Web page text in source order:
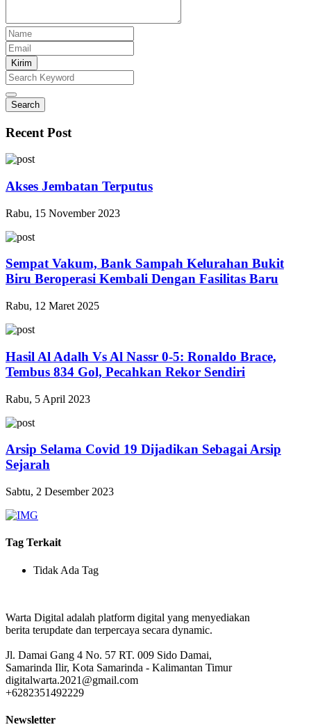
Kirim
Search
Recent Post
Akses Jembatan Terputus
Rabu, 15 November 2023
Sempat Vakum, Bank Sampah Kelurahan Bukit
Biru Beroperasi Kembali Dengan Fasilitas Baru
Rabu, 12 Maret 2025
Hasil Al Adalh Vs Al Nassr 0-5: Ronaldo Brace,
Tembus 834 Gol, Pecahkan Rekor Sendiri
Rabu, 5 April 2023
Arsip Selama Covid 19 Dijadikan Sebagai Arsip
Sejarah
Sabtu, 2 Desember 2023
Tag Terkait
Tidak Ada Tag
Warta Digital adalah platform digital yang menyediakan
berita terupdate dan terpercaya secara dynamic.
Jl. Damai Gang 4 No. 57 RT. 009 Sido Damai,
Samarinda Ilir, Kota Samarinda - Kalimantan Timur
digitalwarta.2021@gmail.com
+6282351492229
Newsletter